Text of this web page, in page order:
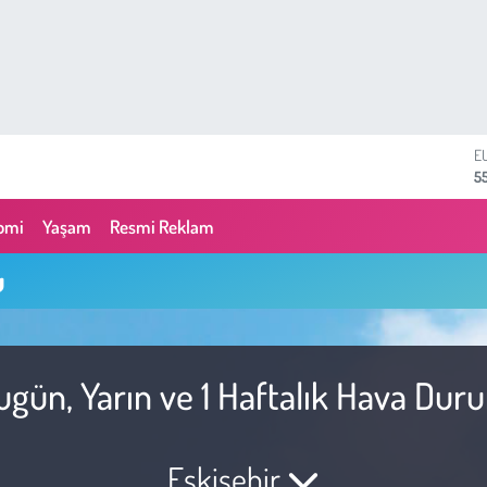
Yaşam Resmi Reklam
Yarın ve 1 Haftalık Hava
Eskişehir